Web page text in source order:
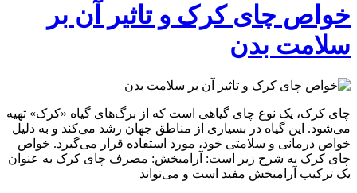
خواص چای کرک و تاثیر آن بر
سلامت بدن
چای کرک، یک نوع چای گیاهی است که از برگ‌های گیاه «کرک» تهیه
می‌شود. این گیاه در بسیاری از مناطق جهان رشد می‌کند و به دلیل
خواص درمانی و سلامتی خود، مورد استفاده قرار می‌گیرد. خواص
چای کرک به شرح زیر است: آرامبخش: مصرف چای کرک به عنوان
یک ترکیب آرامبخش مفید است و می‌تواند